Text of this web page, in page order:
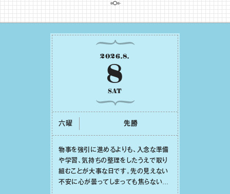
2026.8.
8
SAT
六曜 先勝
物事を強引に進めるよりも、⼊念な準備
や学習、気持ちの整理をしたうえで取り
組むことが⼤事な⽇です。先の⾒えない
不安に⼼が曇ってしまっても焦らない